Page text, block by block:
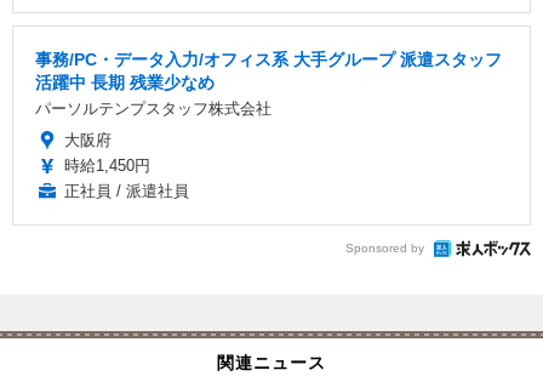
事務/PC・データ入力/オフィス系 大手グループ 派遣スタッフ
活躍中 長期 残業少なめ
パーソルテンプスタッフ株式会社
大阪府
時給1,450円
正社員 / 派遣社員
Sponsored by
関連ニュース